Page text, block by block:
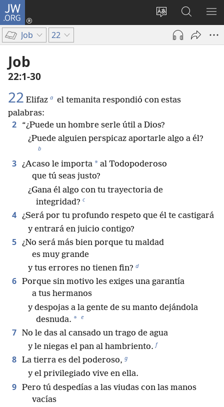
JW.ORG
Cambiar
idioma
del sitio
Iniciar
sesión
en
jw.org
Job 22
Job
22:1-30
22 Elifaz a el temanita respondió con estas
palabras:
2
“¿Puede un hombre serle útil a Dios?
¿Puede alguien perspicaz aportarle algo a él?
b
3 ¿Acaso le importa * al Todopoderoso
que tú seas justo?
¿Gana él algo con tu trayectoria de
integridad? c
4 ¿Será por tu profundo respeto que él te castigará
y entrará en juicio contigo?
5 ¿No será más bien porque tu maldad
es muy grande
y tus errores no tienen fin? d
6 Porque sin motivo les exiges una garantía
a tus hermanos
y despojas a la gente de su manto dejándola
desnuda. * e
7 No le das al cansado un trago de agua
y le niegas el pan al hambriento. f
8 La tierra es del poderoso, g
y el privilegiado vive en ella.
9 Pero tú despedías a las viudas con las manos
vacías